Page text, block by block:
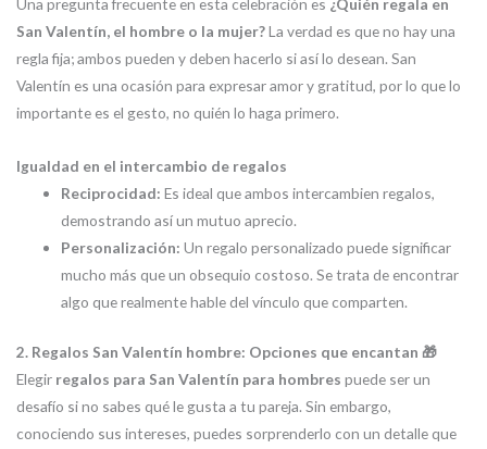
Una pregunta frecuente en esta celebración es ¿Quién regala en
San Valentín, el hombre o la mujer?La verdad es que no hay una
regla fija; ambos pueden y deben hacerlo si así lo desean. San
Valentín es una ocasión para expresar amor y gratitud, por lo que lo
importante es el gesto, no quién lo haga primero.
Igualdad en el intercambio de regalos
Reciprocidad: Es ideal que ambos intercambien regalos,
demostrando así un mutuo aprecio.
Personalización: Un regalo personalizado puede significar
mucho más que un obsequio costoso. Se trata de encontrar
algo que realmente hable del vínculo que comparten.
2. Regalos San Valentín hombre: Opciones que encantan 🎁
Elegir regalos para San Valentín para hombres puede ser un
desafío si no sabes qué le gusta a tu pareja. Sin embargo,
conociendo sus intereses, puedes sorprenderlo con un detalle que